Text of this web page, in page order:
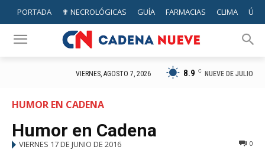
PORTADA ✟ NECROLÓGICAS GUÍA FARMACIAS CLIMA
VIERNES, AGOSTO 7, 2026 8.9 C NUEVE DE JULIO
HUMOR EN CADENA
Humor en Cadena
VIERNES 17 DE JUNIO DE 2016 0